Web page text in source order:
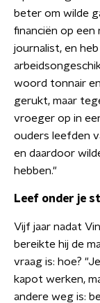
beter om wilde
financiën op een
journalist, en
woord tonnair
gerukt, maar
vroeger op in
ouders leefden
en daardoor
hebben."
Leef onder je
Vijf jaar nadat
bereikte hij de
vraag is: hoe?
kapot werken,
andere weg is: